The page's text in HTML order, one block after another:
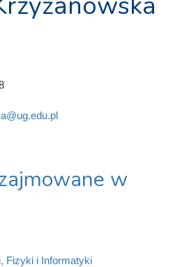
w
Fizyki i Informatyki